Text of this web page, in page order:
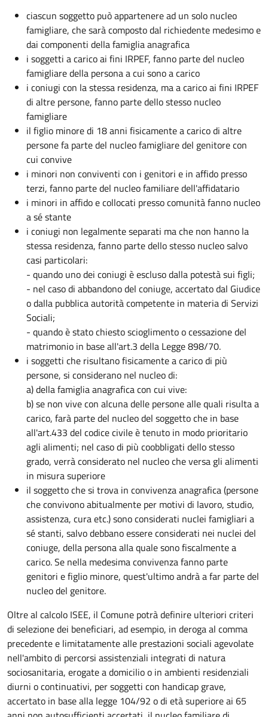
ciascun soggetto può appartenere ad un solo nucleo
famigliare, che sarà composto dal richiedente medesimo e
dai componenti della famiglia anagrafica
i soggetti a carico ai fini IRPEF, fanno parte del nucleo
famigliare della persona a cui sono a carico
i coniugi con la stessa residenza, ma a carico ai fini IRPEF
di altre persone, fanno parte dello stesso nucleo
famigliare
il figlio minore di 18 anni fisicamente a carico di altre
persone fa parte del nucleo famigliare del genitore con
cui convive
i minori non conviventi con i genitori e in affido presso
terzi, fanno parte del nucleo familiare dell'affidatario
i minori in affido e collocati presso comunità fanno nucleo
a sé stante
i coniugi non legalmente separati ma che non hanno la
stessa residenza, fanno parte dello stesso nucleo salvo
casi particolari:
- quando uno dei coniugi è escluso dalla potestà sui figli;
- nel caso di abbandono del coniuge, accertato dal Giudice
o dalla pubblica autorità competente in materia di Servizi
Sociali;
- quando è stato chiesto scioglimento o cessazione del
matrimonio in base all'art.3 della Legge 898/70.
i soggetti che risultano fisicamente a carico di più
persone, si considerano nel nucleo di:
a) della famiglia anagrafica con cui vive:
b) se non vive con alcuna delle persone alle quali risulta a
carico, farà parte del nucleo del soggetto che in base
all'art.433 del codice civile è tenuto in modo prioritario
agli alimenti; nel caso di più coobbligati dello stesso
grado, verrà considerato nel nucleo che versa gli alimenti
in misura superiore
il soggetto che si trova in convivenza anagrafica (persone
che convivono abitualmente per motivi di lavoro, studio,
assistenza, cura etc.) sono considerati nuclei famigliari a
sé stanti, salvo debbano essere considerati nei nuclei del
coniuge, della persona alla quale sono fiscalmente a
carico. Se nella medesima convivenza fanno parte
genitori e figlio minore, quest'ultimo andrà a far parte del
nucleo del genitore.
Oltre al calcolo ISEE, il Comune potrà definire ulteriori criteri
di selezione dei beneficiari, ad esempio, in deroga al comma
precedente e limitatamente alle prestazioni sociali agevolate
nell'ambito di percorsi assistenziali integrati di natura
sociosanitaria, erogate a domicilio o in ambienti residenziali
diurni o continuativi, per soggetti con handicap grave,
accertato in base alla legge 104/92 o di età superiore ai 65